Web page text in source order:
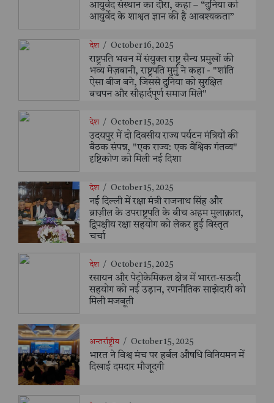
आयुर्वेद संस्थान का दौरा, कहा – “दुनिया को
आयुर्वेद के शाश्वत ज्ञान की है आवश्यकता”
देश / October 16, 2025
राष्ट्रपति भवन में संयुक्त राष्ट्र सैन्य प्रमुखों की
भव्य मेज़बानी, राष्ट्रपति मुर्मु ने कहा - "शांति
ऐसा बीज बने, जिससे दुनिया को सुरक्षित
बचपन और सौहार्दपूर्ण समाज मिले"
देश / October 15, 2025
उदयपुर में दो दिवसीय राज्य पर्यटन मंत्रियों की
बैठक संपन्न, "एक राज्य: एक वैश्विक गंतव्य"
दृष्टिकोण को मिली नई दिशा
देश / October 15, 2025
नई दिल्ली में रक्षा मंत्री राजनाथ सिंह और
ब्राज़ील के उपराष्ट्रपति के बीच अहम मुलाक़ात,
द्विपक्षीय रक्षा सहयोग को लेकर हुई विस्तृत
चर्चा
देश / October 15, 2025
रसायन और पेट्रोकेमिकल क्षेत्र में भारत-सऊदी
सहयोग को नई उड़ान, रणनीतिक साझेदारी को
मिली मजबूती
अन्तर्राष्ट्रीय / October 15, 2025
भारत ने विश्व मंच पर हर्बल औषधि विनियमन में
दिखाई दमदार मौजूदगी